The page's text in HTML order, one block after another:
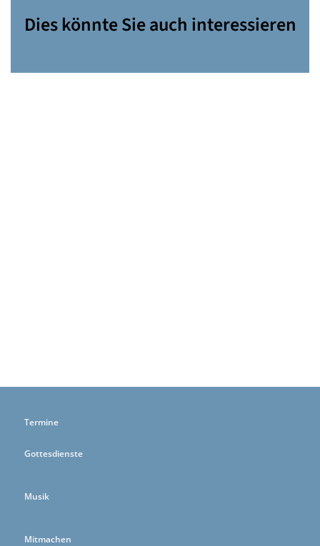
Dies könnte Sie auch interessieren
Termine
Gottesdienste
Musik
Mitmachen